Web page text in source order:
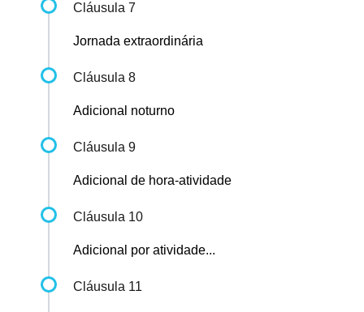
Cláusula 7
Jornada extraordinária
Cláusula 8
Adicional noturno
Cláusula 9
Adicional de hora-atividade
Cláusula 10
Adicional por atividade...
Cláusula 11